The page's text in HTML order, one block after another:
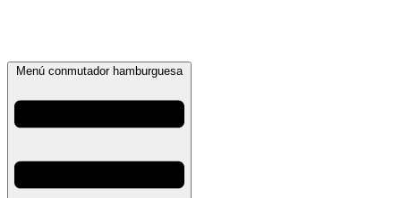
Menú conmutador hamburguesa